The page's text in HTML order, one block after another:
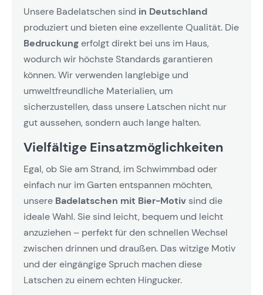
Unsere Badelatschen sind in Deutschland
produziert und bieten eine exzellente Qualität. Die
Bedruckungerfolgt direkt bei uns im Haus,
wodurch wir höchste Standards garantieren
können. Wir verwenden langlebige und
umweltfreundliche Materialien, um
sicherzustellen, dass unsere Latschen nicht nur
gut aussehen, sondern auch lange halten.
Vielfältige Einsatzmöglichkeiten
Egal, ob Sie am Strand, im Schwimmbad oder
einfach nur im Garten entspannen möchten,
unsere Badelatschen mit Bier-Motiv sind die
ideale Wahl. Sie sind leicht, bequem und leicht
anzuziehen – perfekt für den schnellen Wechsel
zwischen drinnen und draußen. Das witzige Motiv
und der eingängige Spruch machen diese
Latschen zu einem echten Hingucker.